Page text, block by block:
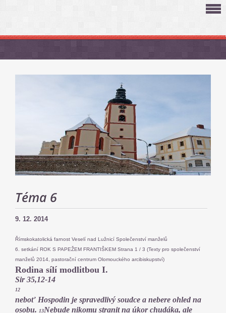
Téma 6
9. 12. 2014
Římskokatolická farnost Veselí nad Lužnicí Společenství manželů
6. setkání ROK S PAPEŽEM FRANTIŠKEM Strana 1 / 3 (Texty pro společenství
manželů 2014, pastorační centrum Olomouckého arcibiskupství)
Rodina sílí modlitbou I.
Sir 35,12-14
12
neboť Hospodin je spravedlivý soudce a nebere ohled na
osobu. 13Nebude nikomu stranit na úkor chudáka, ale